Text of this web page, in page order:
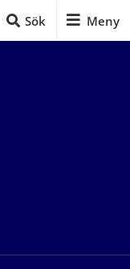
Sök Meny